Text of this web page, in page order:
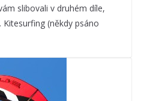
slibovali v druhém díle,
(někdy psáno